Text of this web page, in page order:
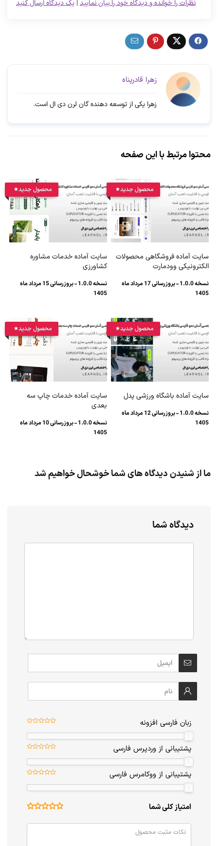
یک دیدگاه ارسال کنید نظرات را خوانده و دیدگاه خود را بیان نمایید
زهرا قادرپناه
زهرا یکی از توسعه دهنده گان لرن دی ال است.
محتوا مرتبط با این صفحه
محصول جدید
سایت آماده فروشگاهی محصولات
الکترونیکی وودمارت
نسخه 1.0.0 - بروزرسانی 17 مرداد ماه
1405
محصول جدید
سایت آماده خدمات مشاوره
کشاورزی
نسخه 1.0.0 - بروزرسانی 15 مرداد ماه
1405
محصول جدید
سایت آماده باشگاه ورزشی پدل
نسخه 1.0.0 - بروزرسانی 12 مرداد ماه
1405
محصول جدید
سایت آماده خدمات چاپ سه
بعدی
نسخه 1.0.0 - بروزرسانی 10 مرداد ماه
1405
ما از شنیدن دیدگاه های شما خوشحال خواهیم شد
دیدگاه شما
زبان فارسی افزونه
پشتیبانی از وردپرس فارسی
پشتیبانی از ووکامرس فارسی
امتیاز کلی شما